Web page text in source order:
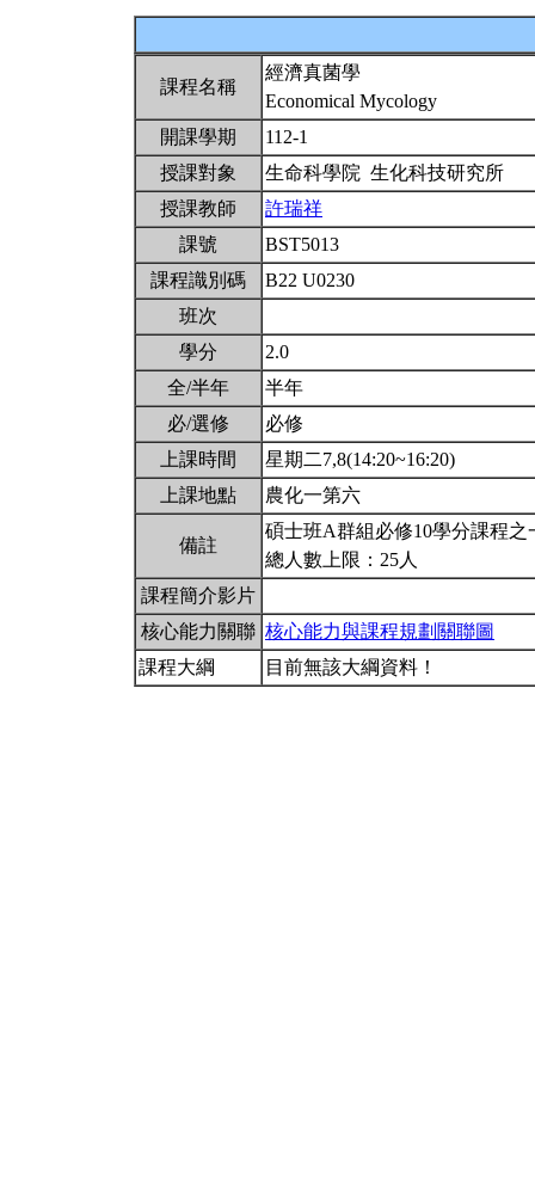
課程名稱
經濟真菌學
Economical Mycology
開課學期
112-1
授課對象
生命科學院 生化科技研究所
授課教師
許瑞祥
課號
BST5013
課程識別碼
B22 U0230
班次
學分
2.0
全/半年
半年
必/選修
必修
上課時間
星期二7,8(14:20~16:20)
上課地點
農化一第六
備註
碩士班A群組必修10學分課程之
總人數上限：25人
課程簡介影片
核心能力關聯 核心能力與課程規劃關聯圖
課程大綱
目前無該大綱資料！